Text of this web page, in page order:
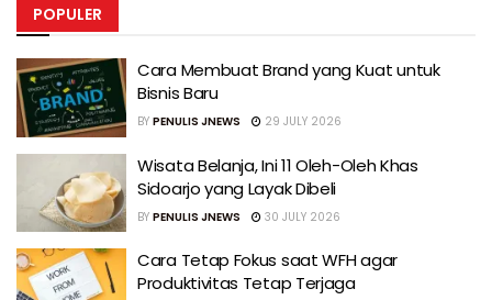
POPULER
Cara Membuat Brand yang Kuat untuk
Bisnis Baru
BY PENULIS JNEWS 29 JULY 2026
Wisata Belanja, Ini 11 Oleh-Oleh Khas
Sidoarjo yang Layak Dibeli
BY PENULIS JNEWS 30 JULY 2026
Cara Tetap Fokus saat WFH agar
Produktivitas Tetap Terjaga